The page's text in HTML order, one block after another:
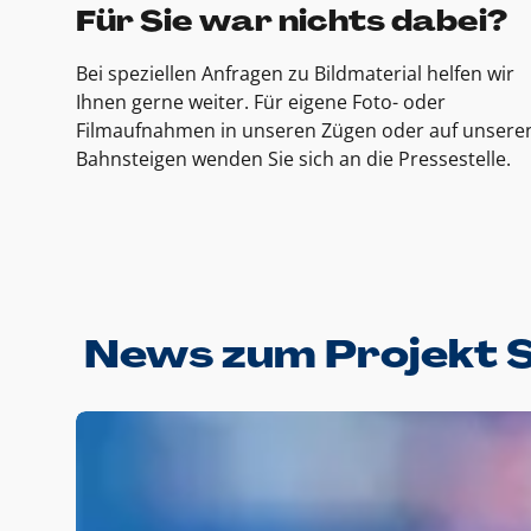
Für Sie war nichts dabei?
Bei speziellen Anfragen zu Bildmaterial helfen wir
Ihnen gerne weiter. Für eigene Foto- oder
Filmaufnahmen in unseren Zügen oder auf
Bahnsteigen wenden Sie sich an die Pressestelle.
News zum Projekt